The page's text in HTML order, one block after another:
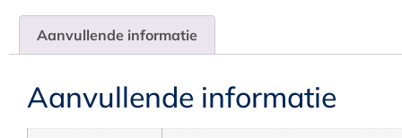
Aanvullende informatie
Aanvullende informatie